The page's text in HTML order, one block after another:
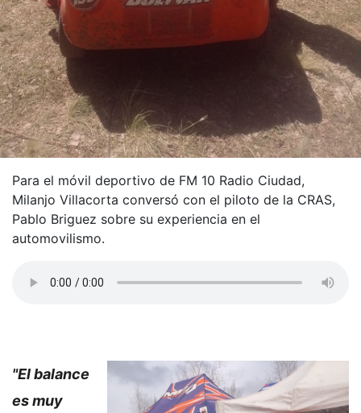
Para el móvil deportivo de FM 10 Radio Ciudad,
Milanjo Villacorta conversó con el piloto de la CRAS,
Pablo Briguez sobre su experiencia en el
automovilismo.
"El balance
es muy